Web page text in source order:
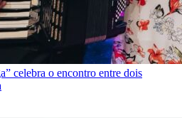
celebra o encontro entre dois